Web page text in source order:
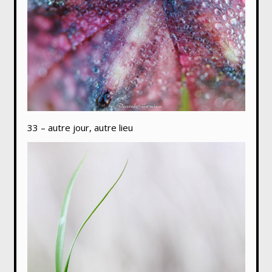
33 – autre jour, autre lieu